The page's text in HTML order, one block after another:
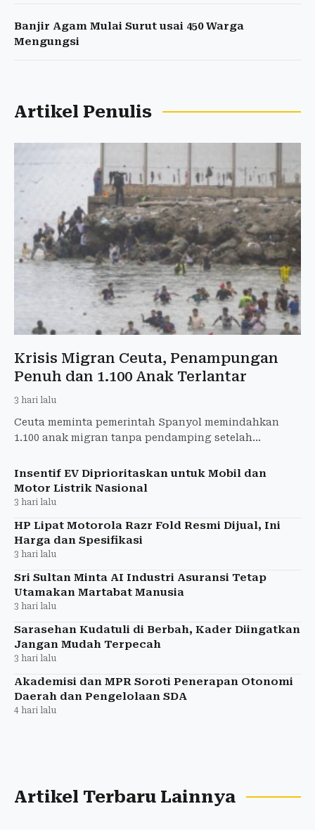
Banjir Agam Mulai Surut usai 450 Warga
Mengungsi
Artikel Penulis
Krisis Migran Ceuta, Penampungan
Penuh dan 1.100 Anak Terlantar
3 hari lalu
Ceuta meminta pemerintah Spanyol memindahkan
1.100 anak migran tanpa pendamping setelah
penuh.
Insentif EV Diprioritaskan untuk Mobil dan
Motor Listrik Nasional
3 hari lalu
HP Lipat Motorola Razr Fold Resmi Dijual, Ini
Harga dan Spesifikasi
3 hari lalu
Sri Sultan Minta AI Industri Asuransi Tetap
Utamakan Martabat Manusia
3 hari lalu
Sarasehan Kudatuli di Berbah, Kader Diingatkan
Jangan Mudah Terpecah
3 hari lalu
Akademisi dan MPR Soroti Penerapan Otonomi
Daerah dan Pengelolaan SDA
4 hari lalu
Artikel Terbaru Lainnya